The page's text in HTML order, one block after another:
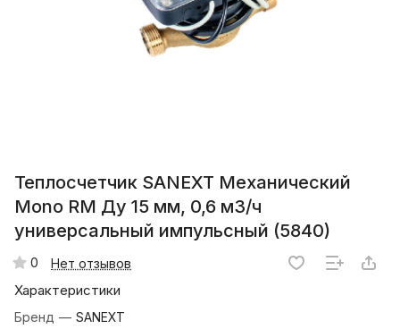
Теплосчетчик SANEXT Механический
Mono RM Ду 15 мм, 0,6 м3/ч
универсальный импульсный (5840)
0 Нет отзывов
Характеристики
Бренд — SANEXT